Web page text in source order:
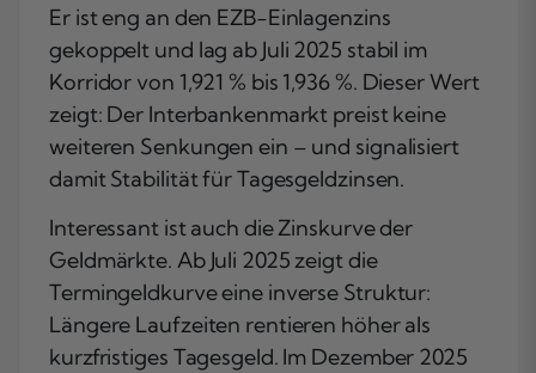
Er ist eng an den EZB-Einlagenzins
gekoppelt und lag ab Juli 2025 stabil im
Korridor von 1,921 % bis 1,936 %. Dieser Wert
zeigt: Der Interbankenmarkt preist keine
weiteren Senkungen ein – und signalisiert
damit Stabilität für Tagesgeldzinsen.
Interessant ist auch die Zinskurve der
Geldmärkte. Ab Juli 2025 zeigt die
Termingeldkurve eine inverse Struktur:
Längere Laufzeiten rentieren höher als
kurzfristiges Tagesgeld. Im Dezember 2025